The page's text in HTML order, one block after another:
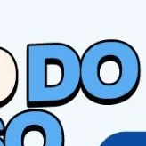
competência da
do prefeito com
pelo plenário da